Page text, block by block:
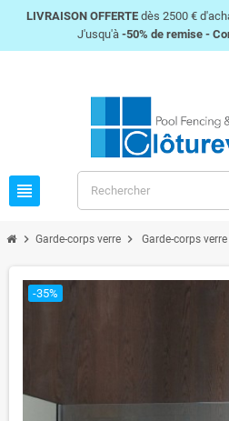
LIVRAISON OFFERTE dès 2500 €
J'usqu'à -50% de remise -
view_headline
chevron_right Garde-corps verre chevron_right Garde-corps
-35%